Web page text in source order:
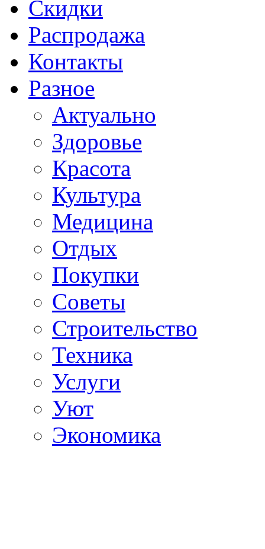
Скидки
Распродажа
Контакты
Разное
Актуально
Здоровье
Красота
Культура
Медицина
Отдых
Покупки
Советы
Строительство
Техника
Услуги
Уют
Экономика